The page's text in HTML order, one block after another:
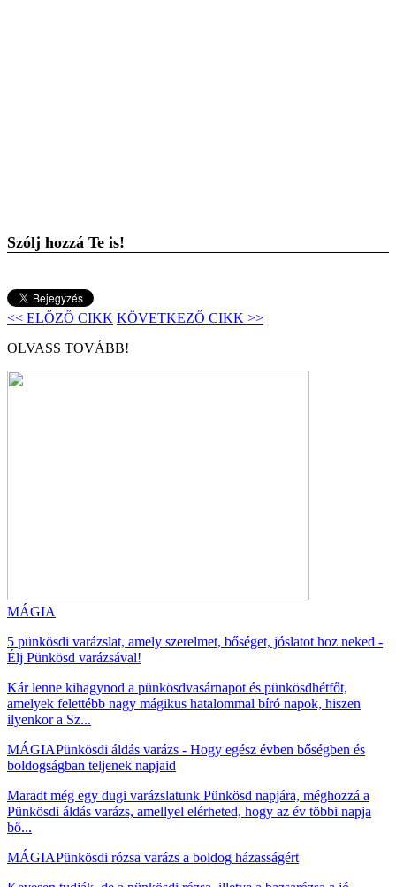
Szólj hozzá Te is!
<< ELŐZŐ CIKK KÖVETKEZŐ CIKK >>
OLVASS TOVÁBB!
MÁGIA
5 pünkösdi varázslat, amely szerelmet, bőséget, jóslatot hoz neked -
Élj Pünkösd varázsával!
Kár lenne kihagynod a pünkösdvasárnapot és pünkösdhétfőt,
amelyek felettébb nagy mágikus hatalommal bíró napok, hiszen
ilyenkor a Sz...
MÁGIAPünkösdi áldás varázs - Hogy egész évben bőségben és
boldogságban teljenek napjaid
Maradt még egy dugi varázslatunk Pünkösd napjára, méghozzá a
Pünkösdi áldás varázs, amellyel elérheted, hogy az év többi napja
bő...
MÁGIAPünkösdi rózsa varázs a boldog házasságért